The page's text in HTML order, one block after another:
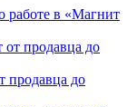
работе в «Магнит
продавца до